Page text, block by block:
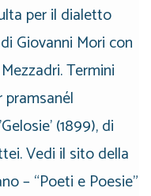
per il dialetto
Giovanni Mori con
Termini
(1899), di
Vedi il sito della
– “Poeti e Poesie”